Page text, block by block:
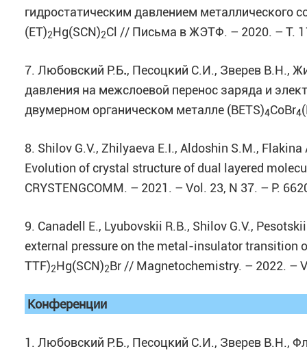
гидростатическим давлением металлического
(ET)2Hg(SCN)2Cl // Письма в ЖЭТФ. – 2020. – Т.
7. Любовский Р.Б., Песоцкий С.И., Зверев В.Н.,
давления на межслоевой перенос заряда и
двумерном органическом металле (BETS)4CoBr4
8. Shilov G.V., Zhilyaeva E.I., Aldoshin S.M.,
Evolution of crystal structure of dual layered
CRYSTENGCOMM. – 2021. – Vol. 23, N 37. – P.
9. Canadell E., Lyubovskii R.B., Shilov G.V.,
external pressure on the metal-insulator
TTF)2Hg(SCN)2Br // Magnetochemistry. – 2022. –
Конференции
1. Любовский Р.Б., Песоцкий С.И., Зверев В.Н.,